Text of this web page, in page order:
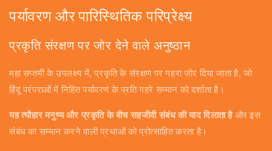
पर्यावरण और पारिस्थितिक परिप्रेक्ष्य
प्रकृति संरक्षण पर जोर देने वाले अनुष्ठान
महा सप्तमी के उपलक्ष्य में, प्रकृति के संरक्षण पर गहरा जोर दिया जाता है, जो
हिंदू परंपराओं में निहित पर्यावरण के प्रति गहरे सम्मान को दर्शाता है।
यह त्यौहार मनुष्य और प्रकृति के बीच सहजीवी संबंध की याद दिलाता है और इस
संबंध का सम्मान करने वाली प्रथाओं को प्रोत्साहित करता है।